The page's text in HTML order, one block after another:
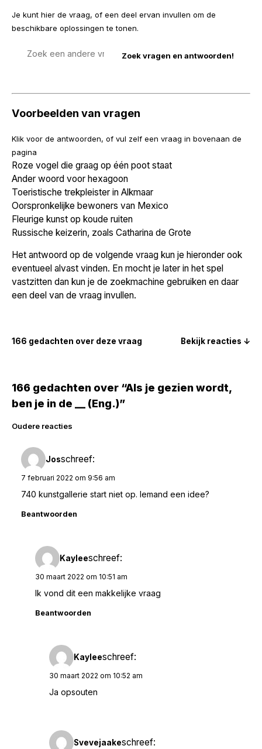
Je kunt hier de vraag, of een deel ervan invullen om de
beschikbare oplossingen te tonen.
Voorbeelden van vragen
Klik voor de antwoorden, of vul zelf een vraag in bovenaan de
pagina
Roze vogel die graag op één poot staat
Ander woord voor hexagoon
Toeristische trekpleister in Alkmaar
Oorspronkelijke bewoners van Mexico
Fleurige kunst op koude ruiten
Russische keizerin, zoals Catharina de Grote
Het antwoord op de volgende vraag kun je hieronder ook
eventueel alvast vinden. En mocht je later in het spel
vastzitten dan kun je de zoekmachine gebruiken en daar
een deel van de vraag invullen.
166 gedachten over deze vraag Bekijk reacties ↓
166 gedachten over “Als je gezien wordt,
ben je in de __ (Eng.)”
Reacties
navigatie
Oudere reacties
Josschreef:
7 februari 2022 om 9:56 am
740 kunstgallerie start niet op. Iemand een idee?
Beantwoorden
Kayleeschreef:
30 maart 2022 om 10:51 am
Ik vond dit een makkelijke vraag
Beantwoorden
Kayleeschreef:
30 maart 2022 om 10:52 am
Ja opsouten
Svevejaakeschreef: